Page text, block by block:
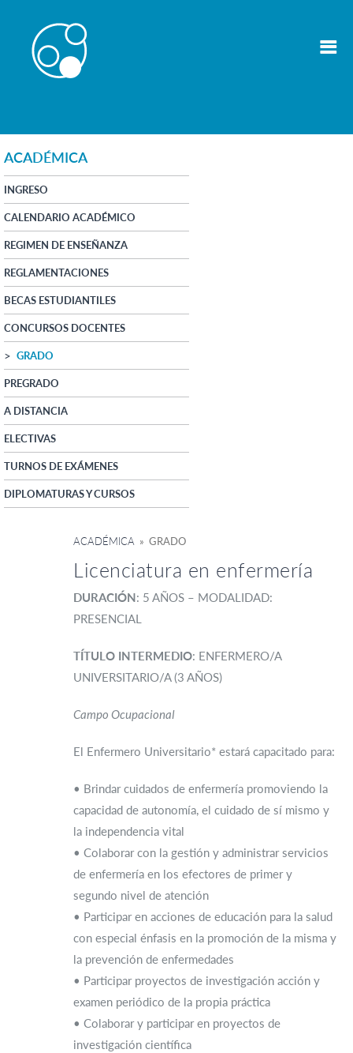
ACADÉMICA
INGRESO
CALENDARIO ACADÉMICO
REGIMEN DE ENSEÑANZA
REGLAMENTACIONES
BECAS ESTUDIANTILES
CONCURSOS DOCENTES
GRADO
PREGRADO
A DISTANCIA
ELECTIVAS
TURNOS DE EXÁMENES
DIPLOMATURAS Y CURSOS
ACADÉMICA » GRADO
Licenciatura en enfermería
DURACIÓN: 5 AÑOS – MODALIDAD:
PRESENCIAL
TÍTULO INTERMEDIO: ENFERMERO/A
UNIVERSITARIO/A (3 AÑOS)
Campo Ocupacional
El Enfermero Universitario* estará capacitado para:
• Brindar cuidados de enfermería promoviendo la
capacidad de autonomía, el cuidado de sí mismo y
la independencia vital
• Colaborar con la gestión y administrar servicios
de enfermería en los efectores de primer y
segundo nivel de atención
• Participar en acciones de educación para la salud
con especial énfasis en la promoción de la misma y
la prevención de enfermedades
• Participar proyectos de investigación acción y
examen periódico de la propia práctica
• Colaborar y participar en proyectos de
investigación científica